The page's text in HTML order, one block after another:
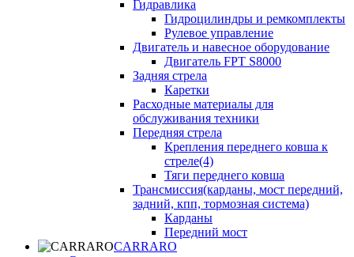
Гидравлика
Гидроцилиндры и ремкомплекты
Рулевое управление
Двигатель и навесное оборудование
Двигатель FPT S8000
Задняя стрела
Каретки
Расходные материалы для
обслуживания техники
Передняя стрела
Крепления переднего ковша к
стреле(4)
Тяги переднего ковша
Трансмиссия(карданы, мост передний,
задний, кпп, тормозная система)
Карданы
Передний мост
CARRARO